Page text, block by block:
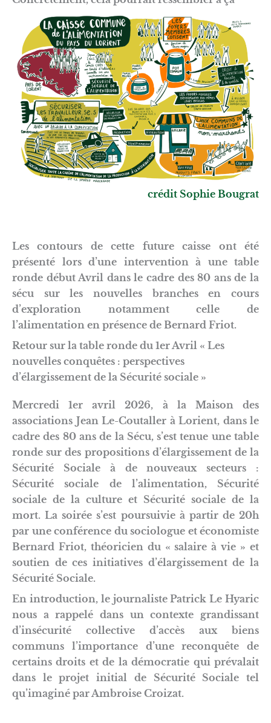
crédit Sophie Bougrat
Les contours de cette future caisse ont été
présenté lors d’une intervention à une table
ronde début Avril dans le cadre des 80 ans de la
sécu sur les nouvelles branches en cours
d’exploration notamment celle de
l’alimentation en présence de Bernard Friot.
Retour sur la table ronde du 1er Avril « Les
nouvelles conquêtes : perspectives
d’élargissement de la Sécurité sociale »
Mercredi 1er avril 2026, à la Maison des
associations Jean Le-Coutaller à Lorient, dans le
cadre des 80 ans de la Sécu, s’est tenue une table
ronde sur des propositions d’élargissement de la
Sécurité Sociale à de nouveaux secteurs :
Sécurité sociale de l’alimentation, Sécurité
sociale de la culture et Sécurité sociale de la
mort. La soirée s’est poursuivie à partir de 20h
par une conférence du sociologue et économiste
Bernard Friot, théoricien du « salaire à vie » et
soutien de ces initiatives d’élargissement de la
Sécurité Sociale.
En introduction, le journaliste Patrick Le Hyaric
nous a rappelé dans un contexte grandissant
d’insécurité collective d’accès aux biens
communs l’importance d’une reconquête de
certains droits et de la démocratie qui prévalait
dans le projet initial de Sécurité Sociale tel
qu’imaginé par Ambroise Croizat.